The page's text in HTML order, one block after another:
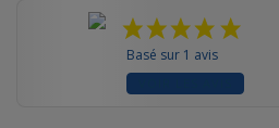
Basé sur 1 avis